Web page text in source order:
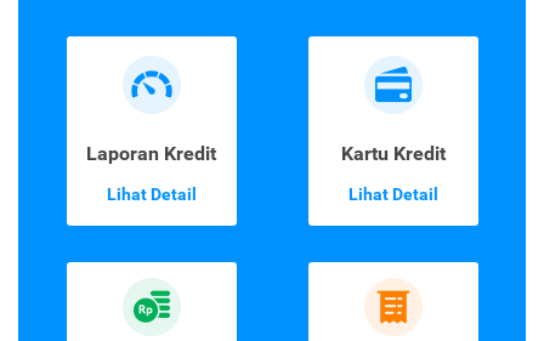
Laporan Kredit
Lihat Detail
Kartu Kredit
Lihat Detail